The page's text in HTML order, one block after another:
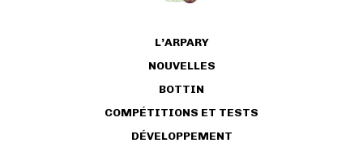
L’ARPARY
NOUVELLES
BOTTIN
COMPÉTITIONS ET TESTS
DÉVELOPPEMENT